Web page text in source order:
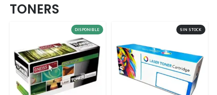
TONERS
DISPONIBLE SIN STOCK